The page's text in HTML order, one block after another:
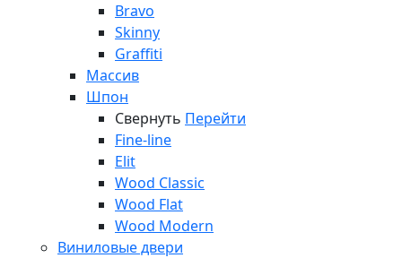
Bravo
Skinny
Graffiti
Массив
Шпон
Свернуть Перейти
Fine-line
Elit
Wood Classic
Wood Flat
Wood Modern
Виниловые двери